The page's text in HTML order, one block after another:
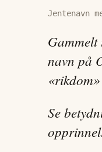
Jentenavn
navn på
Se